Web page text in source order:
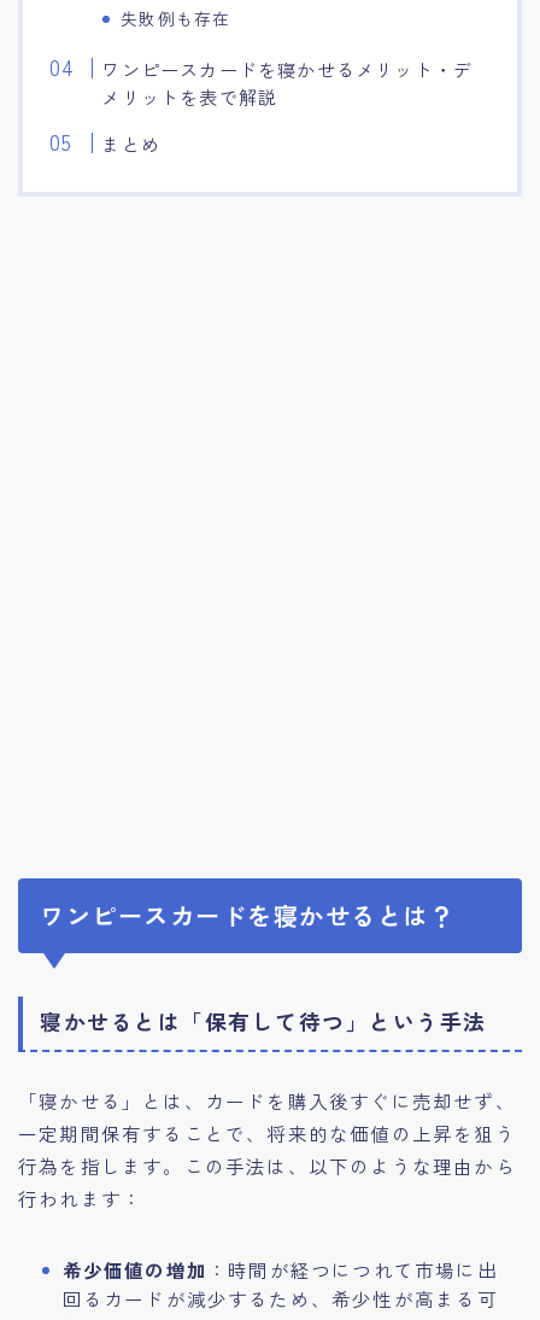
失敗例も存在
ワンピースカードを寝かせるメリット・デ
メリットを表で解説
まとめ
ワンピースカードを寝かせるとは？
寝かせるとは「保有して待つ」という手法
「寝かせる」とは、カードを購入後すぐに売却せず、
一定期間保有することで、将来的な価値の上昇を狙う
行為を指します。この手法は、以下のような理由から
行われます：
希少価値の増加 ：時間が経つにつれて市場に出
回るカードが減少するため、希少性が高まる可